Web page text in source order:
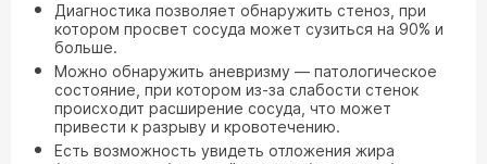
Диагностика позволяет обнаружить стеноз, при
котором просвет сосуда может сузиться на 90% и
больше.
Можно обнаружить аневризму — патологическое
состояние, при котором из-за слабости стенок
происходит расширение сосуда, что может
привести к разрыву и кровотечению.
Есть возможность увидеть отложения жира